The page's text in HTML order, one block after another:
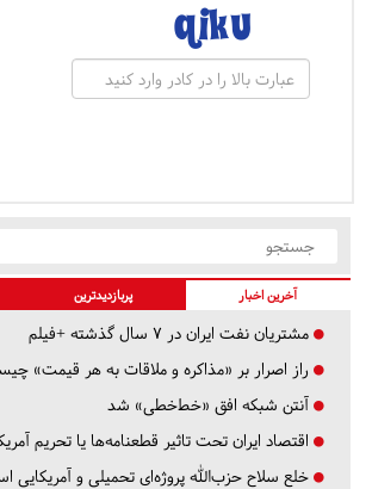
آخرین اخبار پربازدیدترین
مشتریان نفت ایران در ۷ سال گذشته +فیلم
راز اصرار بر «مذاکره و ملاقات به هر قیمت»
آنتن شبکه افق «خط‌خطی» شد
اقتصاد ایران تحت تاثیر قطعنامه‌ها یا تحریم‌
خلع سلاح حزب‌الله پروژه‌ای تحمیلی و آمریکایی